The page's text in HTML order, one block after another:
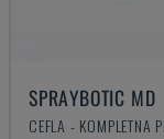
SPRAYBOTIC MD
CEFLA - KOMPLETNA